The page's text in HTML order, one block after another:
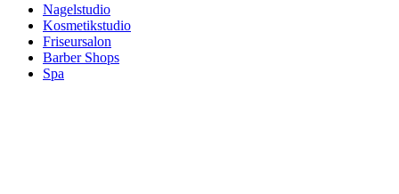
Nagelstudio
Kosmetikstudio
Friseursalon
Barber Shops
Spa